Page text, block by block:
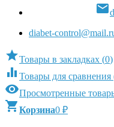

diabet-
Товары в закладках (0)
 Товары для сравнения
Просмотренные
Корзина0 ₽